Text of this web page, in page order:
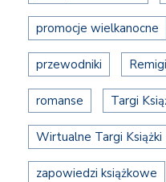
promocje wielkanocne
przewodniki
romanse Targi
Wirtualne Targi Książki
zapowiedzi książkowe